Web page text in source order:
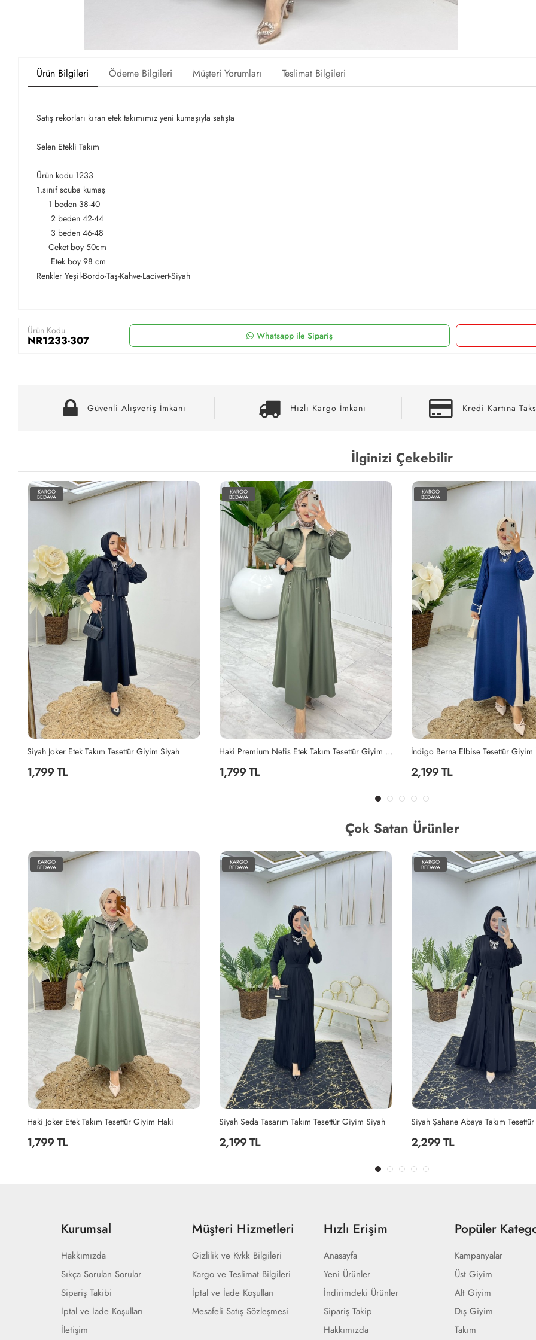
Ürün Bilgileri Ödeme Bilgileri Müşteri Yorumları Teslimat Bilgileri
Satış rekorları kıran etek takımımız yeni kumaşıyla satışta
Selen Etekli Takım
Ürün kodu 1233
1.sınıf scuba kumaş
1 beden 38-40
2 beden 42-44
3 beden 46-48
Ceket boy 50cm
Etek boy 98 cm
Renkler Yeşil-Bordo-Taş-Kahve-Lacivert-Siyah
Ürün Kodu
NR1233-307 Whatsapp ile Sipariş
Güvenli Alışveriş İmkanı Hızlı Kargo İmkanı Kredi Kartına
İlginizi Çekebilir
KARGO
BEDAVA
1,799 TL
KARGO
BEDAVA
İndigo Berna Elbise Tesettür Giyim İndigo
2,199 TL
KARGO
BEDAVA
Mahinur Takım Tesettür Giyim
2,199 TL
Çok Satan Ürünler
KARGO
BEDAVA
Siyah Seda Tasarım Takım Tesettür Giyim Siyah
2,199 TL
KARGO
BEDAVA
Siyah Şahane Abaya Takım Tesettür Giyim Siyah
2,299 TL
KARGO
BEDAVA
2,299 TL
Kurumsal
Hakkımızda
Sıkça Sorulan Sorular
Sipariş Takibi
İptal ve İade Koşulları
İletişim
Müşteri Hizmetleri
Gizlilik ve Kvkk Bilgileri
Kargo ve Teslimat Bilgileri
İptal ve İade Koşulları
Mesafeli Satış Sözleşmesi
Hızlı Erişim
Anasayfa
Yeni Ürünler
İndirimdeki Ürünler
Sipariş Takip
Hakkımızda
Popüler
Kampanyalar
Üst Giyim
Alt Giyim
Dış Giyim
Takım